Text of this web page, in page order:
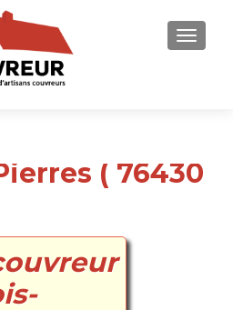
( 76430